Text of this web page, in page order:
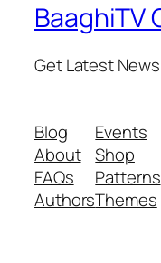
BaaghiTV
Get Latest
Blog
About
FAQs
Authors
Events
Shop
Patterns
Themes